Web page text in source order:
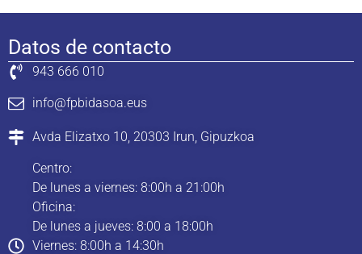
Datos de contacto
943 666 010
info@fpbidasoa.eus
Avda Elizatxo 10, 20303 Irun, Gipuzkoa
Centro:
De lunes a viernes: 8:00h a 21:00h
Oficina:
De lunes a jueves: 8:00 a 18:00h
Viernes: 8:00h a 14:30h